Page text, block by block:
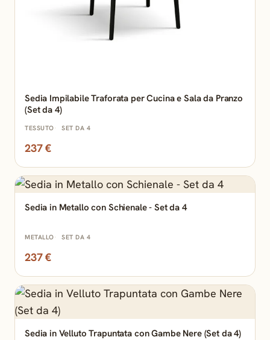
Sedia Impilabile Traforata per Cucina e Sala da Pranzo
(Set da 4)
TESSUTO SET DA 4
237 €
Sedia in Metallo con Schienale - Set da 4
METALLO SET DA 4
237 €
Sedia in Velluto Trapuntata con Gambe Nere (Set da 4)